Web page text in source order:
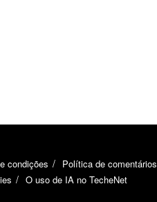
condições
Política de comentários
O uso de IA no TecheNet